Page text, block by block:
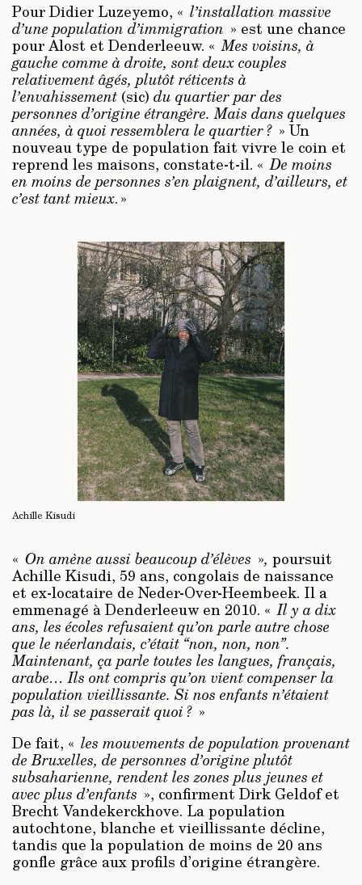
Pour Didier Luzeyemo, « l’installation massive
d’une population d’immigration » est une chance
pour Alost et Denderleeuw. «Mes voisins, à
gauche comme à droite, sont deux couples
relativement âgés, plutôt réticents à
l’envahissement (sic) du quartier par des
personnes d’origine étrangère. Mais dans quelques
années, à quoi ressemblera le quartier ? » Un
nouveau type de population fait vivre le coin et
reprend les maisons, constate-t-il. «De moins
en moins de personnes s’en plaignent, d’ailleurs, et
c’est tant mieux. »
Achille Kisudi
« On amène aussi beaucoup d’élèves », poursuit
Achille Kisudi, 59 ans, congolais de naissance
et ex-locataire de Neder-Over-Heembeek. Il a
emmenagé à Denderleeuw en 2010. «Il y a dix
ans, les écoles refusaient qu’on parle autre chose
que le néerlandais, c’était “non, non, non”.
Maintenant, ça parle toutes les langues, français,
arabe… Ils ont compris qu’on vient compenser la
population vieillissante. Si nos enfants n’étaient
pas là, il se passerait quoi ? »
De fait, « les mouvements de population provenant
de Bruxelles, de personnes d’origine plutôt
subsaharienne, rendent les zones plus jeunes et
avec plus d’enfants », confirment Dirk Geldof et
Brecht Vandekerckhove. La population
autochtone, blanche et vieillissante décline,
tandis que la population de moins de 20 ans
gonfle grâce aux profils d’origine étrangère.